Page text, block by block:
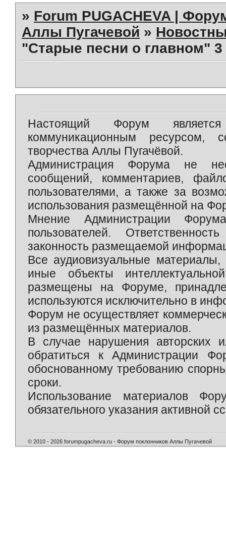
» Forum PUGACHEVA |
Аллы Пугачевой »
"Старые песни о главном"
Настоящий Форум является
коммуникационным ресурсом,
творчества Аллы Пугачёвой.
Администрация Форума не
сообщений, комментариев,
пользователями, а также за
использования размещённой на
Мнение Администрации
пользователей.
законность размещаемой
Все аудиовизуальные
иные объекты
размещены на Форуме,
используются исключительно в
Форум не осуществляет
из размещённых материалов.
В случае нарушения авторских
обратиться к Администрации
обоснованному требованию
сроки.
Использование материалов
обязательного указания активной
© 2010 - 2026 forumpugacheva.ru - Форум поклонников Аллы Пугачевой